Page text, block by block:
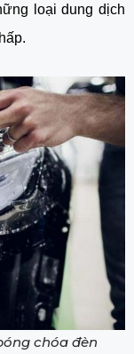
loại dung dịch
chóa đèn